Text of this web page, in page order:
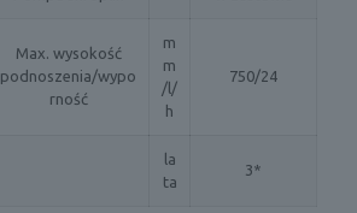
Max. wysokość
podnoszenia/wypo
rność
m
m
/l/
h
750/24
la
ta
3*